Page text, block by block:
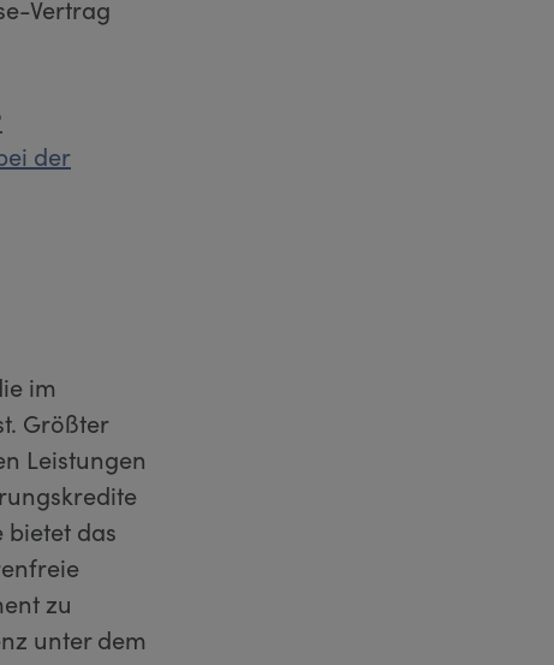
Vertrag
der
im
Größter
Leistungen
das
zu
unter dem